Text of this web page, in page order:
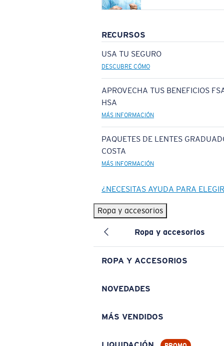
RECURSOS
USA TU SEGURO
DESCUBRE CÓMO
APROVECHA TUS BENEFICIOS
HSA
MÁS INFORMACIÓN
PAQUETES DE LENTES
COSTA
MÁS INFORMACIÓN
¿NECESITAS AYUDA PARA
Ropa y accesorios
Ropa y accesorios
ROPA Y ACCESORIOS
NOVEDADES
MÁS VENDIDOS